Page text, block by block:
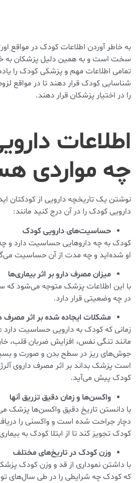
به خاطر آوردن اطلاعات کودک در مواقع
سخت است و به همین دلیل پزشکان به
تمامی اطلاعات مهم و پزشکی کودک را
شناسایی کودک قرار دهند تا در مواقع
را در اختیار پزشکان قرار دهند.
اطلاعات
چه مواردی
نوشتن یک تاریخچه دارویی از کودکتان
دارویی کودک را در آن درج کنید مانند:
حساسیت‌های دارویی کودک
کودک به چه دارو‌هایی حساسیت دارد و
او شده‌اید و چه مدت از آن حساسیت
میزان مصرف دارو بر اثر بیماری‌ها
با این اطلاعات پزشک متوجه می‌شود
در چه وضعیتی قرار دارد.
مشکلات ایجاده شده بر اثر مصرف
زمانی که کودک به دارویی حساسیت دارد
مانند تنگی نفس، افزایش ضربان قلب،
جوش‌های ریز در سطح بدن و صورت و
است پزشک بداند بر اثر مصرف داروی‌
کودک پیش می‌آید.
واکسن‌ها و زمان دقیق تزریق آنها
با دانستن تاریخ دقیق واکسن‌ها پزشک
دچار جراحت شده است و واکسنی را
کودک تجویز کند تا از ابتلا کودک به
وزن کودک در تاریخ‌های مختلف
با داشتن نموداری از قد و وزن کودک
که کودک چه شرایطی را در طی سال‌های